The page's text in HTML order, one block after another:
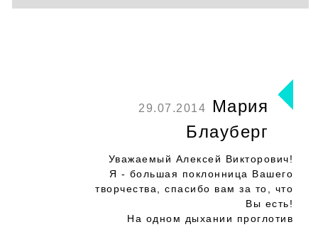
29.07.2014
Мария
Блауберг
Уважаемый Алексей Викторович!
Я - большая поклонница Вашего
творчества, спасибо вам за то, что
Вы есть!
На одном дыхании проглотив